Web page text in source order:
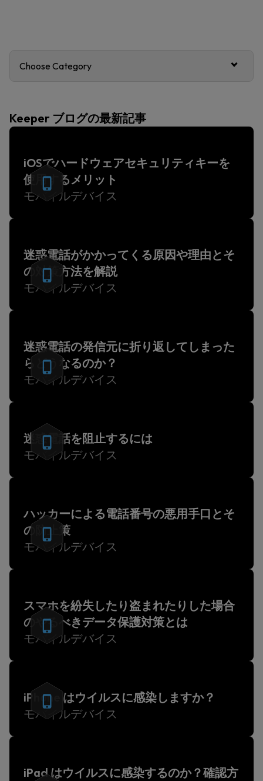
Choose Category
Keeper ブログの最新記事
iOSでハードウェアセキュリティキーを
使用するメリット
モバイルデバイス
迷惑電話がかかってくる原因や理由とそ
の対策方法を解説
モバイルデバイス
迷惑電話の発信元に折り返してしまった
らどうなるのか？
モバイルデバイス
迷惑電話を阻止するには
モバイルデバイス
ハッカーによる電話番号の悪用手口とそ
の防止策
モバイルデバイス
スマホを紛失したり盗まれたりした場合
のやるべきデータ保護対策とは
モバイルデバイス
iPhone はウイルスに感染しますか？
モバイルデバイス
iPad はウイルスに感染するのか？確認方